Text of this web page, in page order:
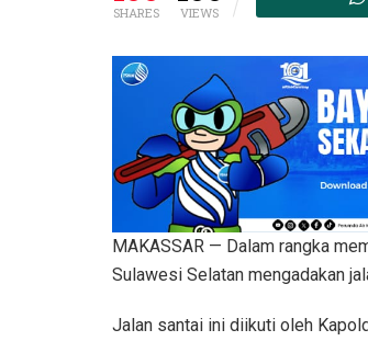
SHARES VIEWS
MAKASSAR — Dalam rangka
Sulawesi Selatan mengadakan
Jalan santai ini diikuti oleh